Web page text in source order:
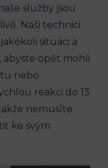
služby jsou
Naši technici
‍situaci a
abyste opět mohli
nebo
reakci do 13
nemusíte
ke svým